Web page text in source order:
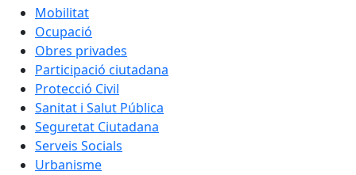
Mobilitat
Ocupació
Obres privades
Participació ciutadana
Protecció Civil
Sanitat i Salut Pública
Seguretat Ciutadana
Serveis Socials
Urbanisme